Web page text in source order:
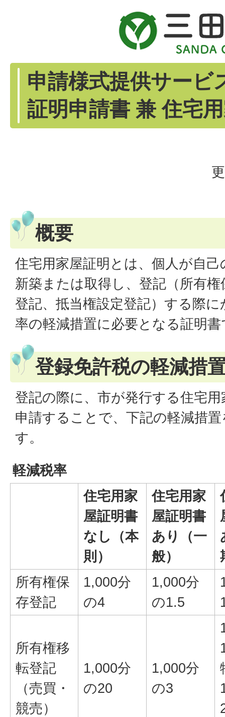
申請様式提供サービ
証明申請書 兼 住宅
概要
住宅用家屋証明とは、個人が自
新築または取得し、登記（所有
登記、抵当権設定登記）する際
率の軽減措置に必要となる証明
登録免許税の軽減措
登記の際に、市が発行する住宅
申請することで、下記の軽減措
す。
軽減税率
住宅用家
屋証明書
なし（本
則）
住宅用家
屋証明書
あり（一
般）
所有権保
存登記
1,000分
の4
1,000分
の1.5
所有権移
転登記
（売買・
競売）
1,000分
の20
1,000分
の3